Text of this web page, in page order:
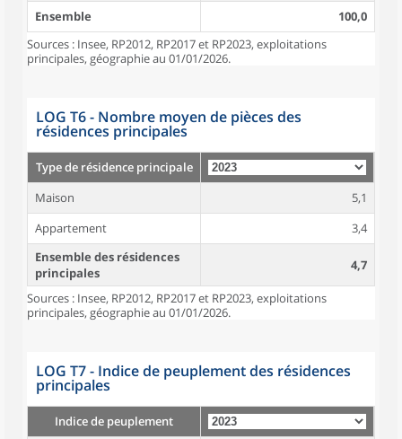
Ensemble
100,0
Sources : Insee, RP2012, RP2017 et RP2023, exploitations
principales, géographie au 01/01/2026.
LOG T6 - Nombre moyen de pièces des
résidences principales
Type de résidence principale
Maison
5,1
Appartement
3,4
Ensemble des résidences
principales
4,7
Sources : Insee, RP2012, RP2017 et RP2023, exploitations
principales, géographie au 01/01/2026.
LOG T7 - Indice de peuplement des résidences
principales
Indice de peuplement